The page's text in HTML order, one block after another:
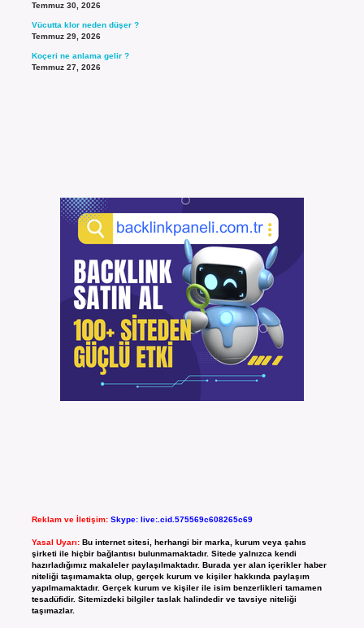
Temmuz 30, 2026
Vücutta klor neden düşer ?
Temmuz 29, 2026
Koçeri ne anlama gelir ?
Temmuz 27, 2026
Reklam ve İletişim: Skype: live:.cid.575569c608265c69
Yasal Uyarı: Bu internet sitesi, herhangi bir marka, kurum veya şahıs
şirketi ile hiçbir bağlantısı bulunmamaktadır. Sitede yalnızca kendi
hazırladığımız makaleler paylaşılmaktadır. Burada yer alan içerikler haber
niteliği taşımamakta olup, gerçek kurum ve kişiler hakkında paylaşım
yapılmamaktadır. Gerçek kurum ve kişiler ile isim benzerlikleri tamamen
tesadüfidir. Sitemizdeki bilgiler taslak halindedir ve tavsiye niteliği
taşımazlar.